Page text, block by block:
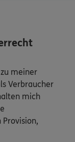
meiner
Verbraucher
mich